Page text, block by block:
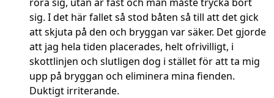
sig. I det här fallet så stod båten så till att det gick
att skjuta på den och bryggan var säker. Det gjorde
att jag hela tiden placerades, helt ofrivilligt, i
skottlinjen och slutligen dog i stället för att ta mig
upp på bryggan och eliminera mina fienden.
Duktigt irriterande.